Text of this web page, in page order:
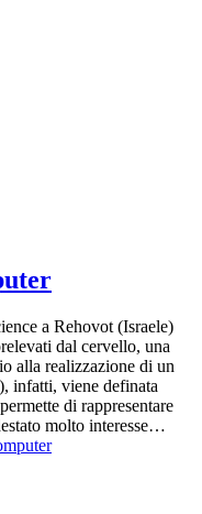
a Rehovot (Israele)
dal cervello, una
alla realizzazione di un
infatti, viene definata
di rappresentare
molto interesse…